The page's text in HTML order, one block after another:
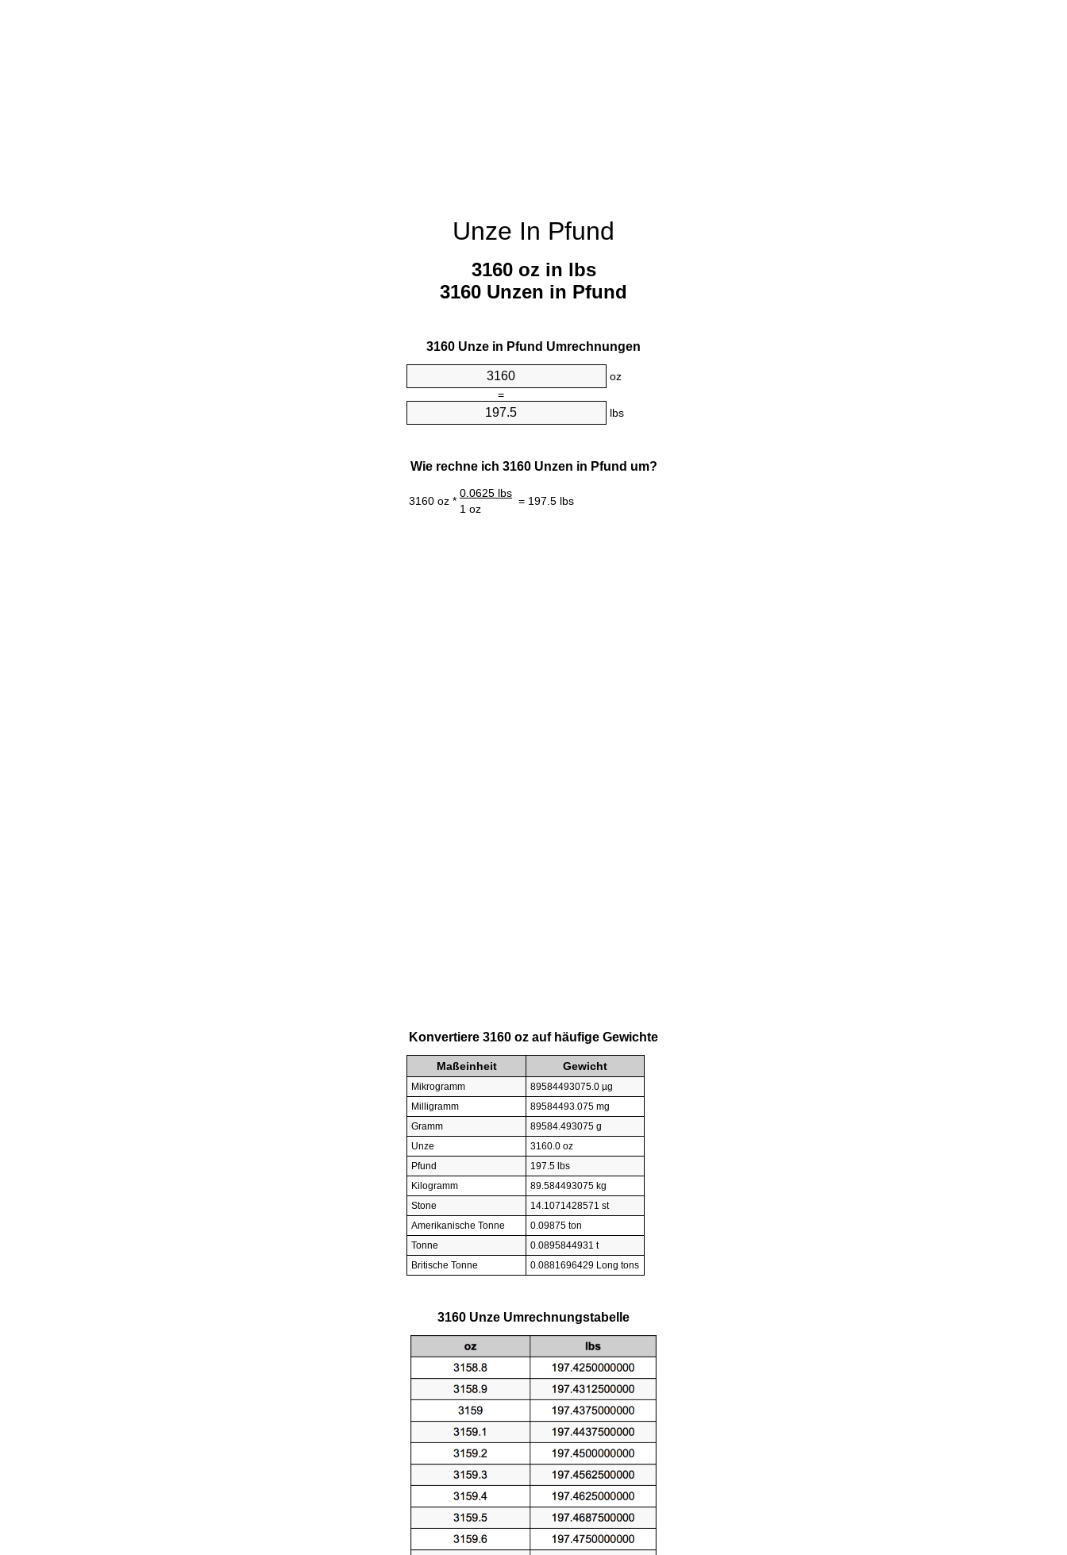
Unze In Pfund
3160 oz in lbs
3160 Unzen in Pfund
3160 Unze in Pfund Umrechnungen
oz
=
lbs
Wie rechne ich 3160 Unzen in Pfund um?
3160 oz *
0.0625 lbs
= 197.5 lbs
1 oz
Konvertiere 3160 oz auf häufige Gewichte
Maßeinheit Gewicht
Mikrogramm
89584493075.0 µg
Milligramm
89584493.075 mg
Gramm
89584.493075 g
Unze
3160.0 oz
Pfund
197.5 lbs
Kilogramm
89.584493075 kg
Stone
14.1071428571 st
Amerikanische Tonne
0.09875 ton
Tonne
0.0895844931 t
Britische Tonne
0.0881696429 Long tons
3160 Unze Umrechnungstabelle